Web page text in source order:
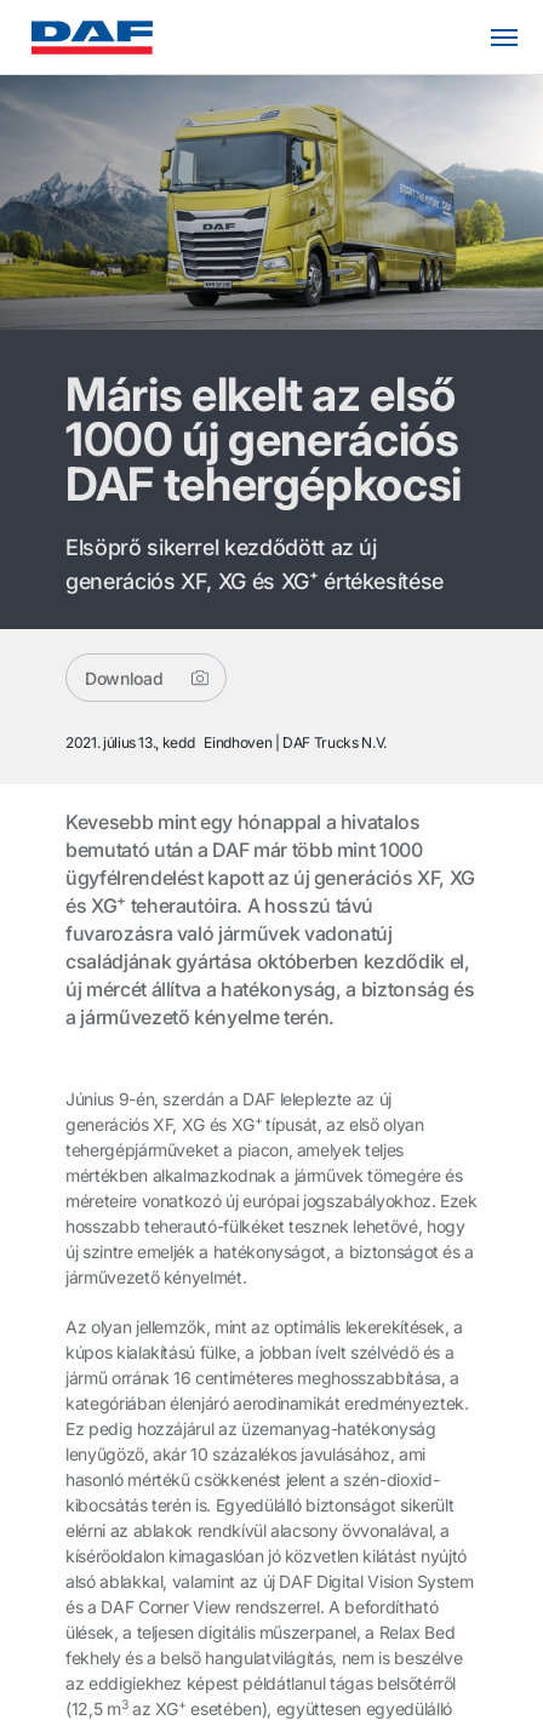
Máris elkelt az első
1000 új generációs
DAF tehergépkocsi
Elsöprő sikerrel kezdődött az új
generációs XF, XG és XG⁺ értékesítése
Download
2021. július 13., kedd Eindhoven DAF Trucks N.V.
Kevesebb mint egy hónappal a hivatalos
bemutató után a DAF már több mint 1000
ügyfélrendelést kapott az új generációs XF, XG
és XG+ teherautóira. A hosszú távú
fuvarozásra való járművek vadonatúj
családjának gyártása októberben kezdődik el,
új mércét állítva a hatékonyság, a biztonság és
a járművezető kényelme terén.
Június 9-én, szerdán a DAF leleplezte az új
generációs XF, XG és XG+típusát, az első olyan
tehergépjárműveket a piacon, amelyek teljes
mértékben alkalmazkodnak a járművek tömegére és
méreteire vonatkozó új európai jogszabályokhoz. Ezek
hosszabb teherautó-fülkéket tesznek lehetővé, hogy
új szintre emeljék a hatékonyságot, a biztonságot és a
járművezető kényelmét.
Az olyan jellemzők, mint az optimális lekerekítések, a
kúpos kialakítású fülke, a jobban ívelt szélvédő és a
jármű orrának 16 centiméteres meghosszabbítása, a
kategóriában élenjáró aerodinamikát eredményeztek.
Ez pedig hozzájárul az üzemanyag-hatékonyság
lenyűgöző, akár 10 százalékos javulásához, ami
hasonló mértékű csökkenést jelent a szén-dioxid-
kibocsátás terén is. Egyedülálló biztonságot sikerült
elérni az ablakok rendkívül alacsony övvonalával, a
kísérőoldalon kimagaslóan jó közvetlen kilátást nyújtó
alsó ablakkal, valamint az új DAF Digital Vision System
és a DAF Corner View rendszerrel. A befordítható
ülések, a teljesen digitális műszerpanel, a Relax Bed
fekhely és a belső hangulatvilágítás, nem is beszélve
az eddigiekhez képest példátlanul tágas belsőtérről
(12,5 m3az XG+ esetében), együttesen egyedülálló